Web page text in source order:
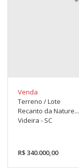
Venda
Terreno / Lote
Recanto da Nature...
Videira - SC
R$ 340.000,00